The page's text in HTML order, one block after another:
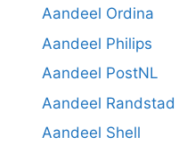
Aandeel Ordina
Aandeel Philips
Aandeel PostNL
Aandeel Randstad
Aandeel Shell